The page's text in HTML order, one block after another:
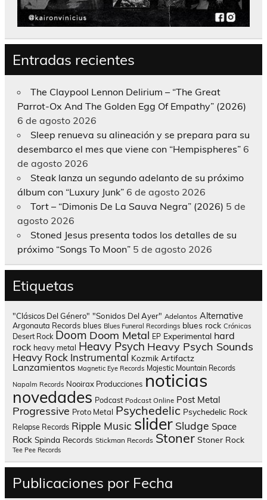
Entradas recientes
The Claypool Lennon Delirium – “The Great
Parrot-Ox And The Golden Egg Of Empathy” (2026)
6 de agosto 2026
Sleep renueva su alineación y se prepara para su
desembarco el mes que viene con “Hempispheres” 6
de agosto 2026
Steak lanza un segundo adelanto de su próximo
álbum con “Luxury Junk” 6 de agosto 2026
Tort – “Dimonis De La Sauva Negra” (2026) 5 de
agosto 2026
Stoned Jesus presenta todos los detalles de su
próximo “Songs To Moon” 5 de agosto 2026
Etiquetas
"Clásicos Del Género" "Sonidos Del Ayer" Adelantos Alternative
Argonauta Records blues Blues Funeral Recordings blues rock Crónicas
Desert Rock Doom Doom Metal EP Experimental hard
rock heavy metal Heavy Psych Heavy Psych Sounds
Heavy Rock Instrumental Kozmik Artifactz
Lanzamientos Magnetic Eye Records Majestic Mountain Records
Napalm Records Nooirax Producciones noticias
novedades Podcast Podcast Online Post Metal
Progressive Proto Metal Psychedelic Psychedelic Rock
Relapse Records Ripple Music slider Sludge Space
Rock Spinda Records Stickman Records Stoner Stoner Rock
Tee Pee Records
Publicaciones por Fecha